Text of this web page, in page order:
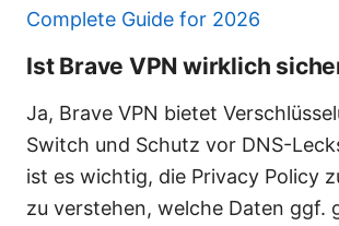
Complete Guide for 2026
Ist Brave VPN wirklich
Ja, Brave VPN bietet
Switch und Schutz vor DNS-
ist es wichtig, die Privacy Policy
zu verstehen, welche Daten ggf.